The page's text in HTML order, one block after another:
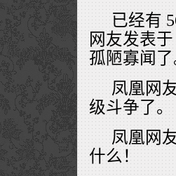
已经有
网友发表
孤陋寡闻了
凤凰网
级斗争了。
凤凰网
什么！